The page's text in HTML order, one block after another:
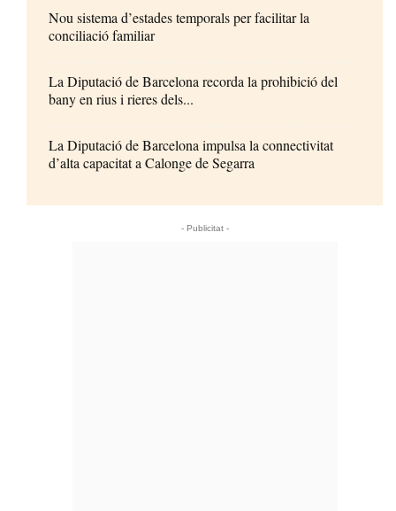
Nou sistema d’estades temporals per facilitar la
conciliació familiar
La Diputació de Barcelona recorda la prohibició del
bany en rius i rieres dels...
La Diputació de Barcelona impulsa la connectivitat
d’alta capacitat a Calonge de Segarra
- Publicitat -